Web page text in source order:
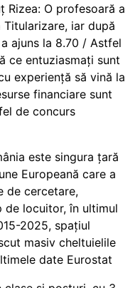
Rizea: O profesoară a
iar după
ajuns la 8.70 / Astfel
ce entuziasmați sunt
experiență să vină la
financiare sunt
de concurs
este singura țară
Europeană care a
de cercetare,
de locuitor, în ultimul
2025, spațiul
masiv cheltuielile
date Eurostat